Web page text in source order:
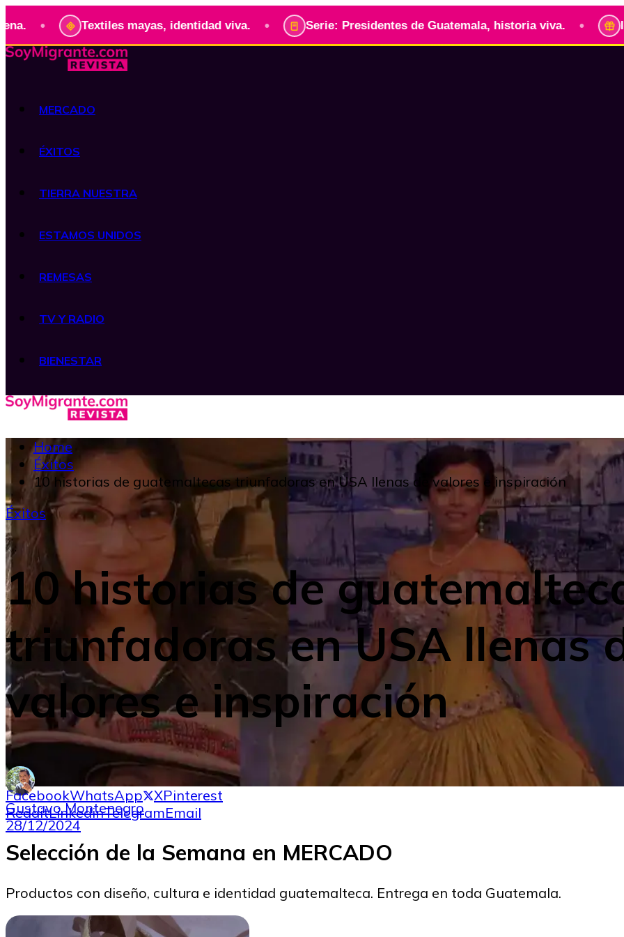
Textiles mayas, identidad viva. • Serie: Presidentes de Guatemala, historia viva. • Identidad
MERCADO
ÉXITOS
TIERRA NUESTRA
ESTAMOS UNIDOS
REMESAS
TV Y RADIO
BIENESTAR
Home
Éxitos
10 historias de guatemaltecas triunfadoras en USA llenas de valores e inspiración
Éxitos
10 historias de
triunfadoras en USA llenas
valores e inspiración
Gustavo Montenegro
28/12/2024
FacebookWhatsApp XPinterest
RedditLinkedinTelegramEmail
Selección de la Semana en MERCADO
Productos con diseño, cultura e identidad guatemalteca. Entrega en toda Guatemala.